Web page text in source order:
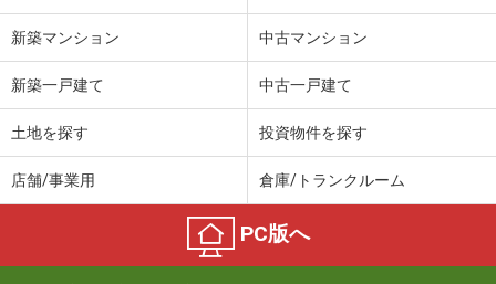
新築マンション 中古マンション
新築一戸建て 中古一戸建て
土地を探す 投資物件を探す
店舗/事業用 倉庫/トランクルーム
PC版へ